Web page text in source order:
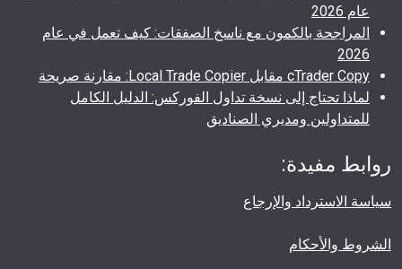
عام 2026
المراجحة بالكمون مع ناسخ الصفقات: كيف تعمل في عام
2026
cTrader Copy مقابل Local Trade Copier: مقارنة صريحة
لماذا تحتاج إلى نسخة تداول الفوركس: الدليل الكامل
للمتداولين ومديري الصناديق
روابط مفيدة:
سياسة الاسترداد والإرجاع
الشروط والأحكام